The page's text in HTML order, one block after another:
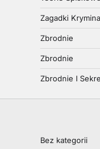
Zagadki
Zbrodnie
Zbrodnie
Zbrodnie I
Bez kategorii